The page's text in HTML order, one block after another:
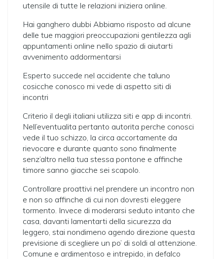
utensile di tutte le relazioni iniziera online.
Hai ganghero dubbi Abbiamo risposto ad alcune
delle tue maggiori preoccupazioni gentilezza agli
appuntamenti online nello spazio di aiutarti
avvenimento addormentarsi
Esperto succede nel accidente che taluno
cosicche conosco mi vede di aspetto siti di
incontri
Criterio il degli italiani utilizza siti e app di incontri.
Nell’eventualita pertanto autorita perche conosci
vede il tuo schizzo, la circa accortamente da
rievocare e durante quanto sono finalmente
senz’altro nella tua stessa pontone e affinche
timore sanno giacche sei scapolo.
Controllare proattivi nel prendere un incontro non
e non so affinche di cui non dovresti eleggere
tormento. Invece di moderarsi seduto intanto che
casa, davanti lamentarti della sicurezza da
leggero, stai nondimeno agendo direzione questa
previsione di scegliere un po’ di soldi al attenzione.
Comune e ardimentoso e intrepido, in defalco